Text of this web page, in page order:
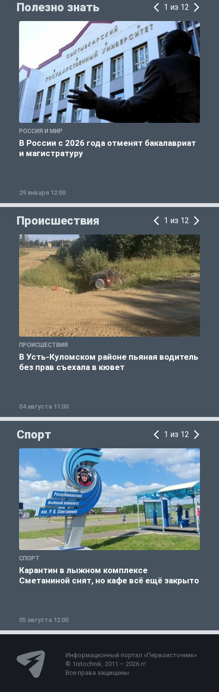
Полезно знать 1 из 12
РОССИЯ И МИР
В России с 2026 года отменят бакалавриат
и магистратуру
29 января 12:00
Происшествия 1 из 12
ПРОИСШЕСТВИЯ
В Усть-Куломском районе пьяная водитель
без прав съехала в кювет
04 августа 11:00
Спорт 1 из 12
СПОРТ
Карантин в лыжном комплексе
Сметаниной снят, но кафе всё ещё закрыто
05 августа 12:00
Информационный портал «Первоисточник»
© 1istochnik, 2011 – 2026 гг.
Все права защищены